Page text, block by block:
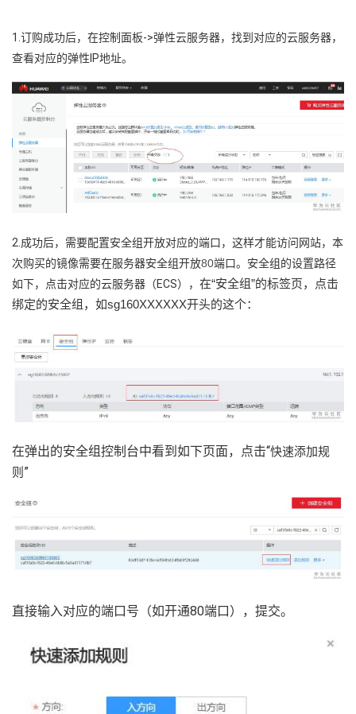
发
者
学
堂
的
课
我
的我
验
收
藏
Programs
的
支
持
我
技
术
的
云
议
1.订购成功后，在控制面板->弹性云服务器，找到对应的云服务器，
查看对应的弹性IP地址。
2.成功后，需要配置安全组开放对应的端口，这样才能访问网站，本
次购买的镜像需要在服务器安全组开放80端口。安全组的设置路径
如下，点击对应的云服务器（ECS）， 在“安全组”的标签页，点击
绑定的安全组，如sg160XXXXXX开头的这个：
在弹出的安全组控制台中看到如下页面，点击“快速添加规
则 ”
直接输入对应的端口号（如开通80端口），提交。